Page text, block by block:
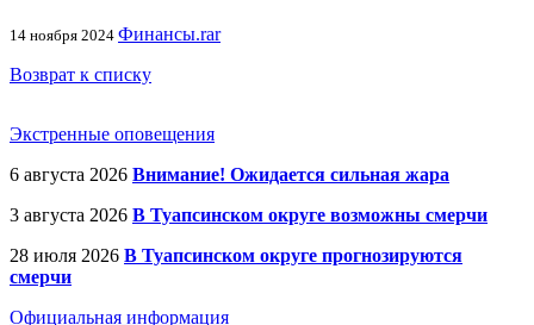
14 ноября 2024 Финансы.rar
Возврат к списку
Экстренные оповещения
6 августа 2026 Внимание! Ожидается сильная жара
3 августа 2026 В Туапсинском округе возможны смерчи
28 июля 2026 В Туапсинском округе прогнозируются
смерчи
Официальная информация